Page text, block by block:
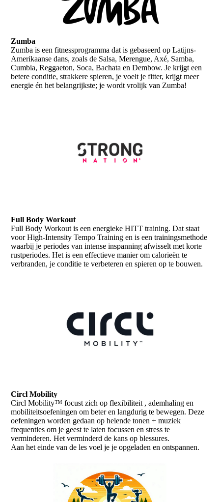
Zumba
Zumba is een fitnessprogramma dat is gebaseerd op Latijns-
Amerikaanse dans, zoals de Salsa, Merengue, Axé, Samba,
Cumbia, Reggaeton, Soca, Bachata en Dembow. Je krijgt een
betere conditie, strakkere spieren, je voelt je fitter, krijgt meer
energie én het belangrijkste; je wordt vrolijk van Zumba!
Full Body Workout
Full Body Workout is een energieke HITT training. Dat staat
voor High-Intensity Tempo Training en is een trainingsmethode
waarbij je periodes van intense inspanning afwisselt met korte
rustperiodes. Het is een effectieve manier om calorieën te
verbranden, je conditie te verbeteren en spieren op te bouwen.
Circl Mobility
Circl Mobility™ focust zich op flexibiliteit , ademhaling en
mobiliteitsoefeningen om beter en langdurig te bewegen. Deze
oefeningen worden gedaan op helende tonen + muziek
frequenties om je geest te laten focussen en stress te
verminderen. Het verminderd de kans op blessures.
Aan het einde van de les voel je je opgeladen en ontspannen.